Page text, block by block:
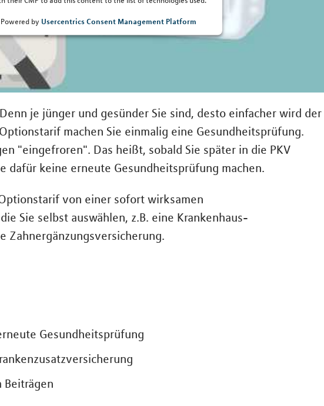
Powered by Usercentrics Consent Management Platform
je jünger und gesünder Sie sind, desto einfacher wird der
machen Sie einmalig eine Gesundheitsprüfung.
"eingefroren". Das heißt, sobald Sie später in die PKV
dafür keine erneute Gesundheitsprüfung machen.
von einer sofort wirksamen
Sie selbst auswählen, z.B. eine Krankenhaus-
Zahnergänzungsversicherung.
Gesundheitsprüfung
Beiträgen